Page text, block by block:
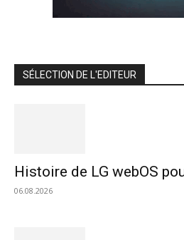
SÉLECTION DE L'EDITEUR
Histoire de LG webOS
06.08.2026